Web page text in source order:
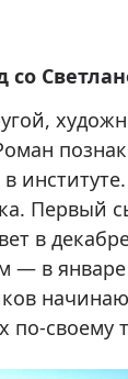
со
Первый
в
— в январе
по-своему